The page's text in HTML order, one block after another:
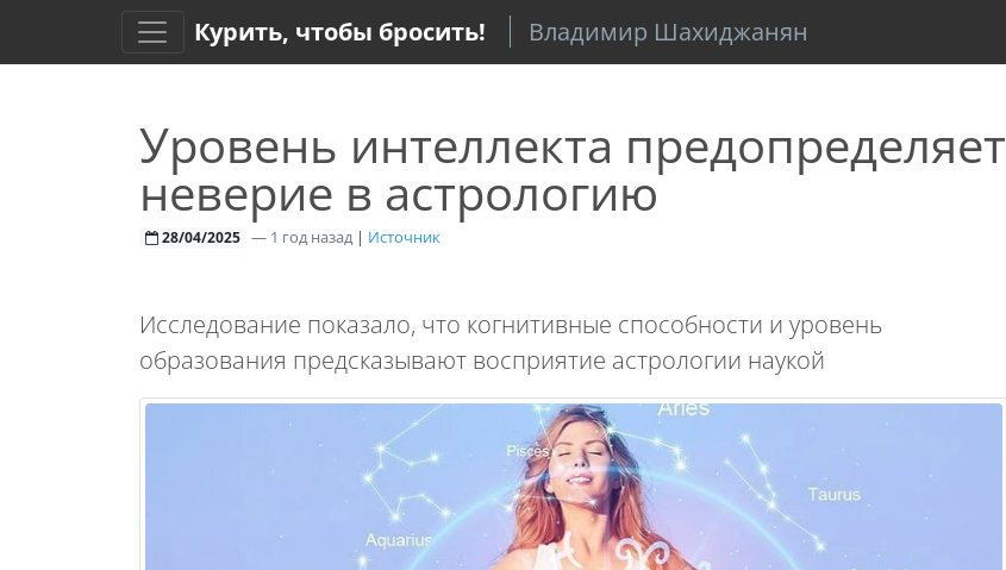
Курить, чтобы бросить! Владимир Шахиджанян
Уровень интеллекта предопределяет
неверие в астрологию
28/04/2025 —1 год назад | Источник
Исследование показало, что когнитивные способности и уровень
образования предсказывают восприятие астрологии наукой